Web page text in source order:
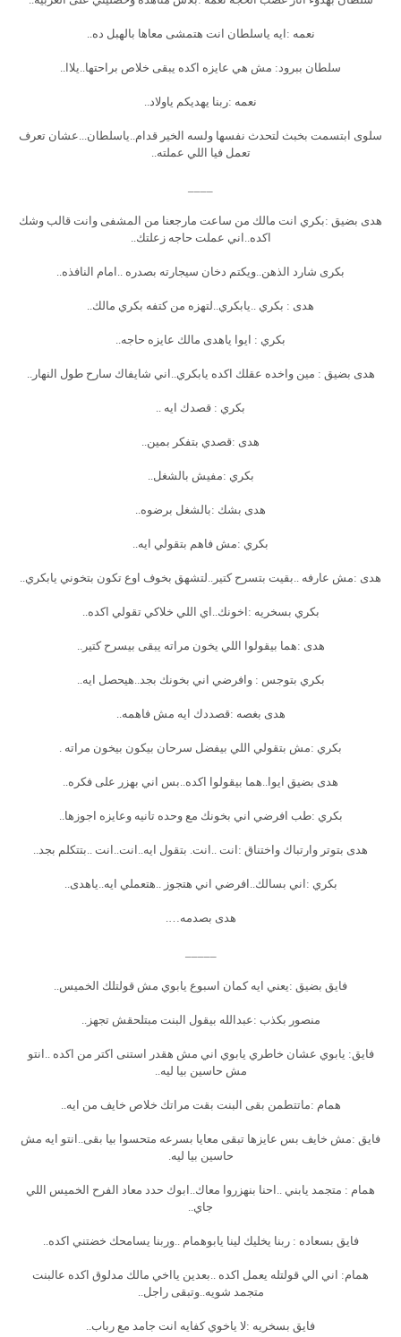
نعمه :ايه ياسلطان انت هتمشى معاها بالهبل ده..
سلطان ببرود: مش هي عايزه اكده يبقى خلاص براحتها..يلاا..
نعمه :ربنا يهديكم ياولاد..
سلوى ابتسمت بخبث لتحدث نفسها ولسه الخير قدام..ياسلطان...عشان تعرف
تعمل فيا اللي عملته..
هدى بضيق :بكري انت مالك من ساعت مارجعنا من المشفى وانت قالب وشك
اكده..اني عملت حاجه زعلتك..
بكرى شارد الذهن..ويكتم دخان سيجارته بصدره ..امام النافذه..
هدى : بكري ..يابكري..لتهزه من كتفه بكري مالك..
بكري : ايوا ياهدى مالك عايزه حاجه..
هدى بضيق : مين واخده عقلك اكده يابكري..اني شايفاك سارح طول النهار..
بكري : قصدك ايه ..
هدى :قصدي بتفكر بمين..
بكري :مفيش بالشغل..
هدى بشك :بالشغل برضوه..
بكري :مش فاهم بتقولي ايه..
هدى :مش عارفه ..بقيت بتسرح كتير..لتشهق بخوف اوع تكون بتخوني يابكري..
بكري بسخريه :اخونك..اي اللي خلاكي تقولي اكده..
هدى :هما بيقولوا اللي يخون مراته يبقى بيسرح كتير..
بكري بتوجس : وافرضي اني بخونك بجد..هيحصل ايه..
هدى بغصه :قصددك ايه مش فاهمه..
بكري :مش بتقولي اللي بيفضل سرحان بيكون بيخون مراته .
هدى بضيق ايوا..هما بيقولوا اكده..بس اني بهزر على فكره..
بكري :طب افرضي اني بخونك مع وحده تانيه وعايزه اجوزها..
هدى بتوتر وارتباك واختناق :انت ..انت. بتقول ايه..انت..انت ..بتتكلم بجد..
بكري :اني بسالك..افرضي اني هتجوز ..هتعملي ايه..ياهدى..
هدى بصدمه….
فايق بضيق :يعني ايه كمان اسبوع يابوي مش قولتلك الخميس..
منصور بكذب :عبدالله بيقول البنت مبتلحقش تجهز..
فايق: يابوي عشان خاطري يابوي اني مش هقدر استنى اكتر من اكده ..انتو
مش حاسين بيا ليه..
همام :ماتتطمن بقى البنت بقت مراتك خلاص خايف من ايه..
فايق :مش خايف بس عايزها تبقى معايا بسرعه متحسوا بيا بقى..انتو ايه مش
حاسين بيا ليه.
همام : متجمد يابني ..احنا بنهزروا معاك..ابوك حدد معاد الفرح الخميس اللي
جاي..
فايق بسعاده : ربنا يخليك لينا يابوهمام ..وربنا يسامحك خضتني اكده..
همام: اني الي قولتله يعمل اكده ..بعدين يااخي مالك مدلوق اكده عالبنت
متجمد شويه..وتبقى راجل..
فايق بسخريه :لا ياخوي كفايه انت جامد مع رباب..